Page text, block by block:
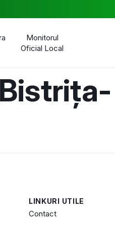
Monitorul
Oficial Local
LINKURI UTILE
Contact